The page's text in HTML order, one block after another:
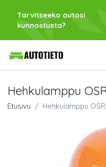
Tarvitseeko autosi
kunnostusta?
Hehkulamppu
Etusivu Hehkulamppu